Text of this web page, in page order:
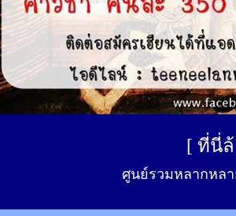
[ ที่นี่
ศูนย์รวมหลากหลา